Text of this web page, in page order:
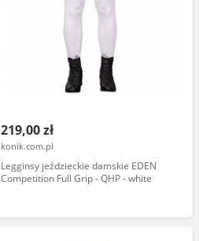
219,00 zł
konik.com.pl
Legginsy jeździeckie damskie EDEN
Competition Full Grip - QHP - white